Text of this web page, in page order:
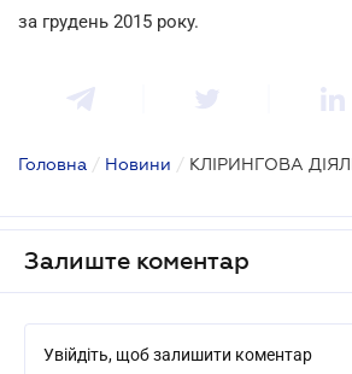
за грудень 2015 року.
Головна / Новини / КЛІРИНГОВА
Залиште коментар
Увійдіть, щоб залишити коментар